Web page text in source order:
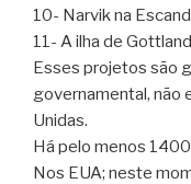
10- Narvik na
11- A ilha de
Esses projetos são
governamental, não
Unidas.
Há pelo menos 1400
Nos EUA; neste